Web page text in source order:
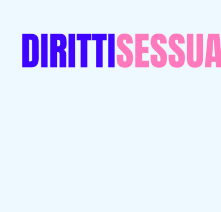
di riceverla, clicca sul link in fondo alla mail, oppure